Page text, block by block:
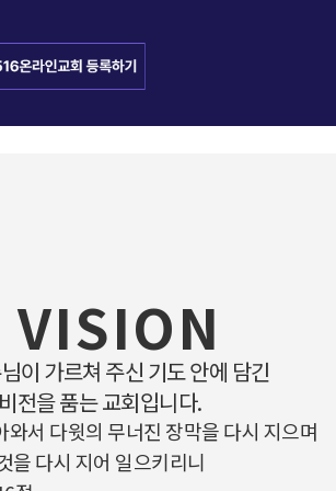
VISION
이 가르쳐 주신 기도 안에 담긴
전을 품는 교회입니다.
와서 다윗의 무너진 장막을 다시 지으며
을 다시 지어 일으키리니